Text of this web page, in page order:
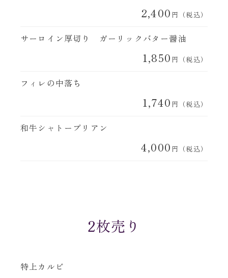
2,400 円（税込）
サーロイン厚切り ガーリックバター醤油
1,850 円（税込）
フィレの中落ち
1,740 円（税込）
和牛シャトーブリアン
4,000 円（税込）
2枚売り
特上カルビ